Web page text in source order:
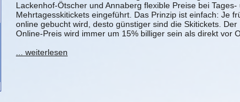
Lackenhof-Ötscher und Annaberg flexible Preise bei Tages-
Mehrtagesskitickets eingeführt. Das Prinzip ist einfach: Je
online gebucht wird, desto günstiger sind die Skitickets. Der
Online-Preis wird immer um 15% billiger sein als direkt vor
... weiterlesen